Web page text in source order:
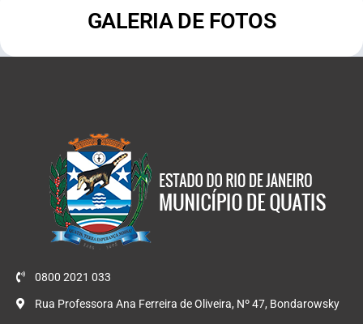
GALERIA DE FOTOS
0800 2021 033
Rua Professora Ana Ferreira de Oliveira, Nº 47, Bondarowsky